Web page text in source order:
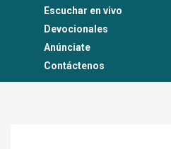
Escuchar en vivo
Devocionales
Anúnciate
Contáctenos